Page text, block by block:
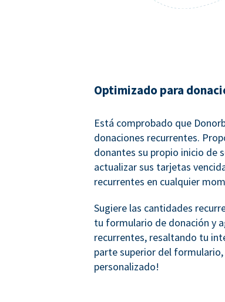
Optimizado para
Está comprobado que
donaciones recurrentes.
donantes su propio inicio de
actualizar sus tarjetas
recurrentes en cualquier
Sugiere las cantidades
tu formulario de donación y
recurrentes, resaltando tu
parte superior del
personalizado!